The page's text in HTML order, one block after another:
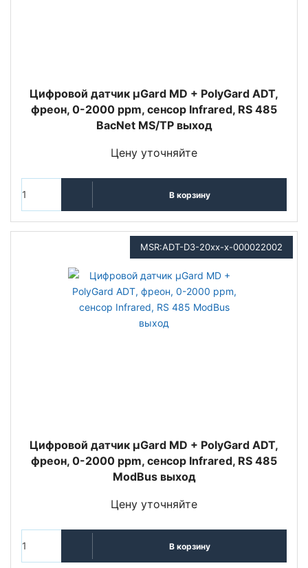
Цифровой датчик µGard MD + PolyGard ADT,
фреон, 0-2000 ppm, сенсор Infrared, RS 485
BacNet MS/TP выход
Цену уточняйте
В корзину
MSR:ADT-D3-20xx-x-000022002
Цифровой датчик µGard MD + PolyGard ADT,
фреон, 0-2000 ppm, сенсор Infrared, RS 485
ModBus выход
Цену уточняйте
В корзину